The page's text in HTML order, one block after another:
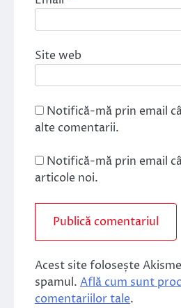
Site web
Notifică-mă prin email
alte comentarii.
Notifică-mă prin email
articole noi.
Acest site folosește
spamul. Află cum sunt
comentariilor tale.